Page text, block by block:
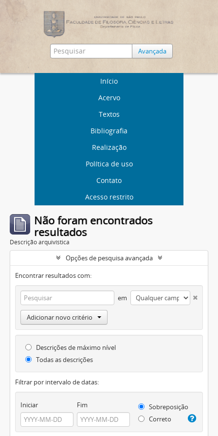
Avançada
Início
Acervo
Textos
Bibliografia
Realização
Política de uso
Contato
Acesso restrito
Não foram encontrados
resultados
Descrição arquivística
Opções de pesquisa avançada
Encontrar resultados com:
em
Adicionar novo critério
Descrições de máximo nível
Todas as descrições
Filtrar por intervalo de datas:
Iniciar Fim
Sobreposição
Correto